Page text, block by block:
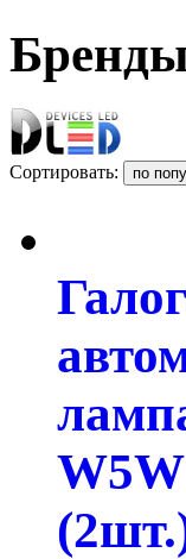
Сортировать: